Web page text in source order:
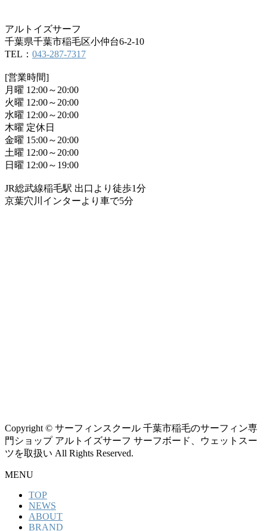
アルトイズサーフ
千葉県千葉市稲毛区小仲台6-2-10
TEL： 043-287-7317
[営業時間]
月曜 12:00～20:00
火曜 12:00～20:00
水曜 12:00～20:00
木曜 定休日
金曜 15:00～20:00
土曜 12:00～20:00
日曜 12:00～19:00
JR総武線稲毛駅 出口より徒歩1分
京葉穴川インターより車で5分
Copyright © サーフィンスクール 千葉市稲毛のサーフィン専
門ショップ アルトイズサーフ サーフボード、ウェットスー
ツを取扱い All Rights Reserved.
MENU
TOP
NEWS
ABOUT
BRAND